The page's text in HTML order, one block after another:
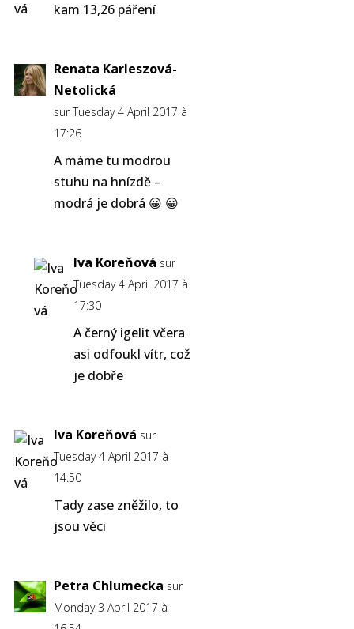
kam 13,26 páření
Renata Karleszová-
Netolická
sur Tuesday 4 April 2017 à
17:26
A máme tu modrou
stuhu na hnízdě –
modrá je dobrá 😀 😀
Iva Koreňová sur
Tuesday 4 April 2017 à
17:30
A černý igelit včera
asi odfoukl vítr, což
je dobře
Iva Koreňová sur
Tuesday 4 April 2017 à
14:50
Tady zase zněžilo, to
jsou věci
Petra Chlumecka sur
Monday 3 April 2017 à